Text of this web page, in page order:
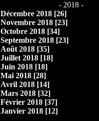
- 2018 -
Décembre 2018 [26]
Novembre 2018 [23]
Octobre 2018 [34]
Septembre 2018 [23]
Août 2018 [35]
Juillet 2018 [18]
Juin 2018 [18]
Mai 2018 [28]
Avril 2018 [14]
Mars 2018 [32]
Février 2018 [37]
Janvier 2018 [12]